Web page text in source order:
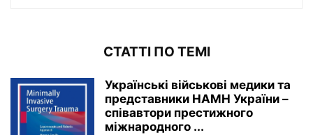
СТАТТІ ПО ТЕМІ
Українські військові медики та
представники НАМН України –
співавтори престижного
міжнародного ...